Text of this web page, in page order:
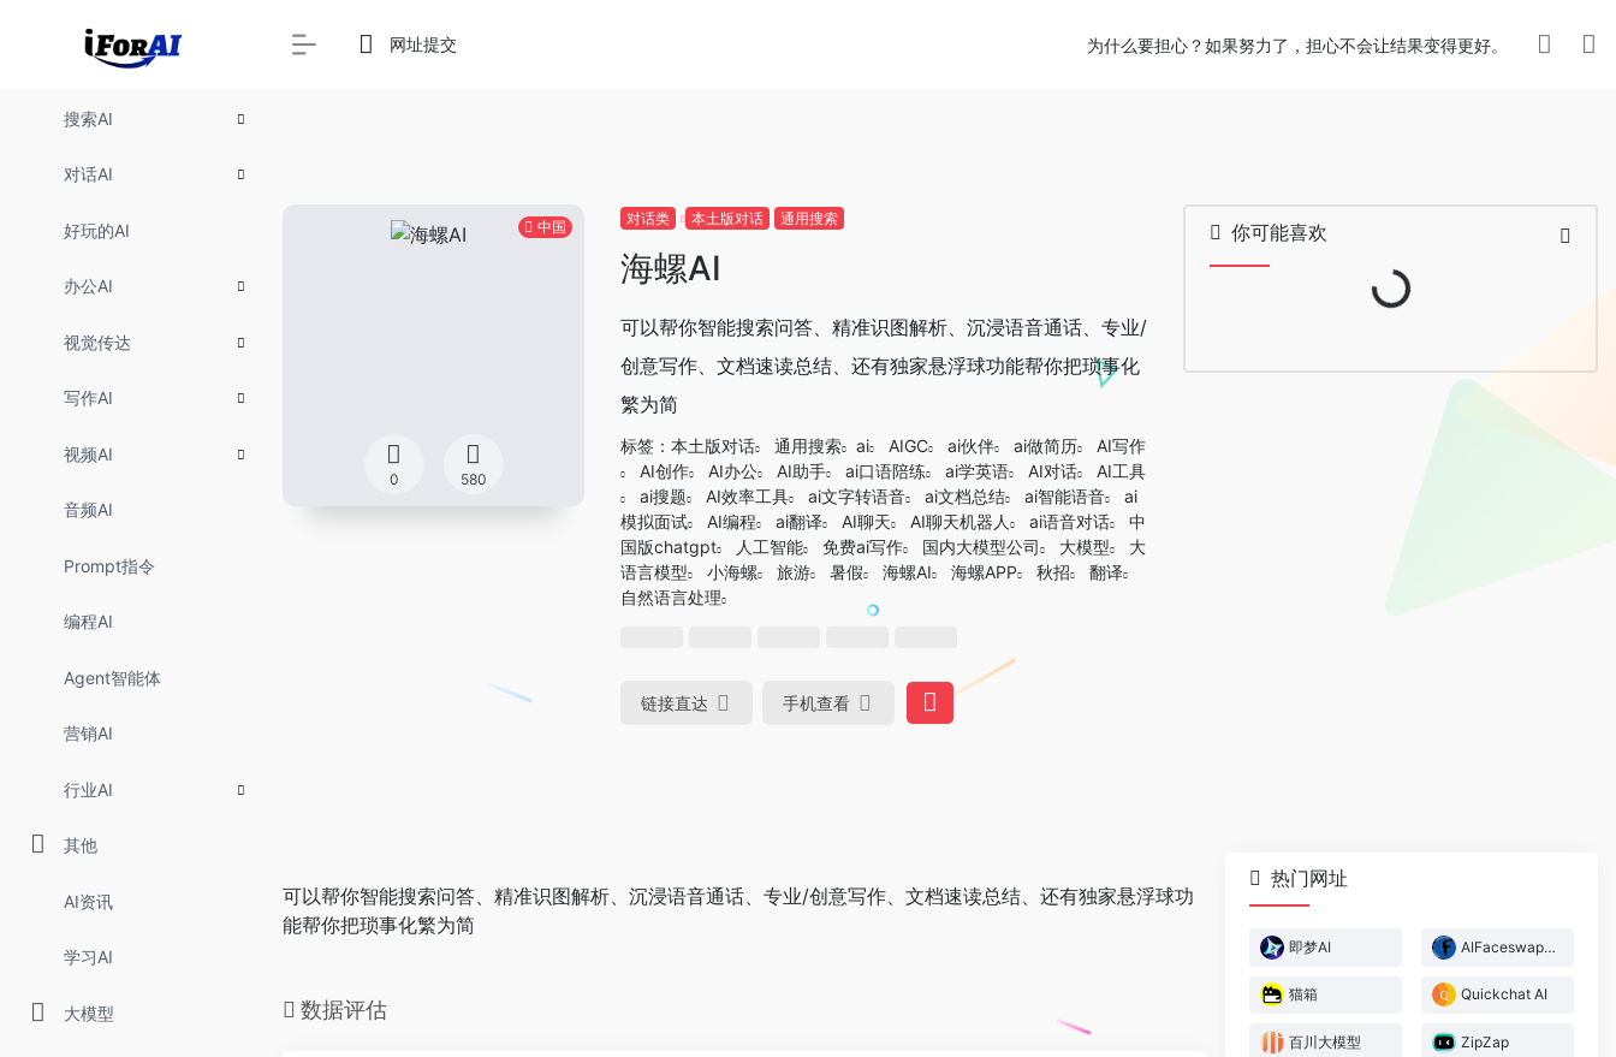
搜索AI
对话AI
好玩的AI
办公AI
视觉传达
写作AI
视频AI
音频AI
Prompt指令
编程AI
Agent智能体
营销AI
行业AI
其他
AI资讯
学习AI
大模型
网址提交 为什么要担心？如果努力了，担心不会让结果变得更好。
中国
0 580
对话类 本土版对话 通用搜索
海螺AI
可以帮你智能搜索问答、精准识图解析、沉浸语音通话、专业/
创意写作、文档速读总结、还有独家悬浮球功能帮你把琐事化
繁为简
标签： 本土版对话 通用搜索 ai AIGC ai伙伴 ai做简历
AI写作
AI创作
AI办公 AI助手 ai口语陪练 ai学英语 AI对话
AI工具
ai搜题
AI效率工具 ai文字转语音 ai文档总结 ai智能语音
ai
模拟面试
AI编程 ai翻译 AI聊天 AI聊天机器人 ai语音对话
中
国版chatgpt
人工智能 免费ai写作 国内大模型公司 大模型
大
语言模型
小海螺 旅游 暑假 海螺AI 海螺APP 秋招
翻译
自然语言处理
链接直达 手机查看
你可能喜欢
Loading...
可以帮你智能搜索问答、精准识图解析、沉浸语音通话、专业/创意写作、文档速读总结、还有独家悬浮球功
能帮你把琐事化繁为简
数据评估
热门网址
即梦AI AIFaceswapper
猫箱 Quickchat AI
百川大模型 ZipZap